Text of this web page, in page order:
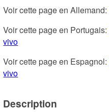
Voir cette page en Allemand:
Voir cette page en Portugais:
vivo
Voir cette page en Espagnol:
vivo
Description